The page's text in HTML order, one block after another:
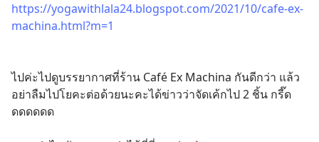
https://yogawithlala24.blogspot.com/2021/10/cafe-ex-
machina.html?m=1
ไปค่ะไปดูบรรยากาศที่ร้าน Café Ex Machina กันดีกว่า แล้ว
อย่าลืมไปโยคะต่อด้วยนะคะได้ข่าวว่าจัดเค้กไป 2 ชิ้น กรี๊ด
ดดดดดด